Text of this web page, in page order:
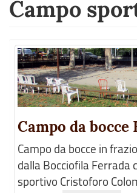
Campo
Campo da bocce
Campo da bocce in
dalla Bocciofila Ferrada
sportivo Cristoforo